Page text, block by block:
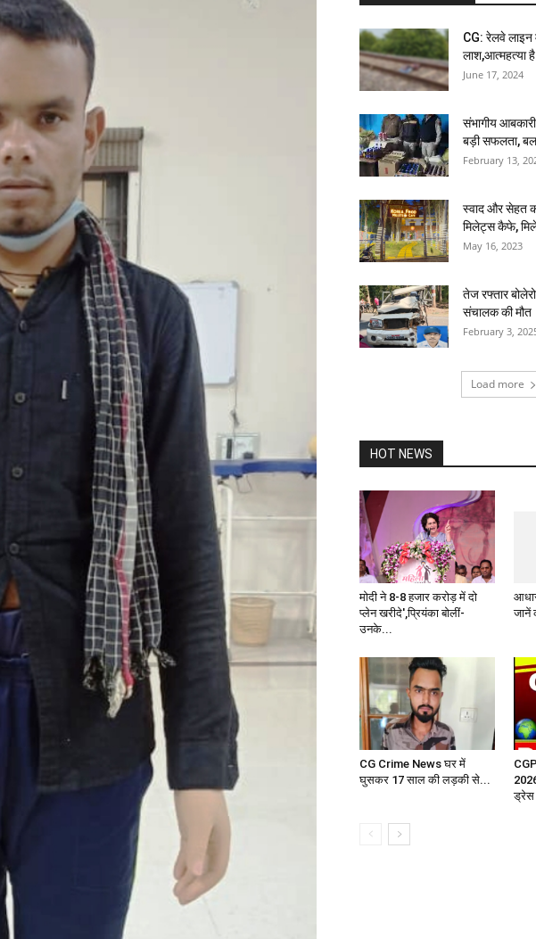
CG: रेलवे लाइन
लाश,आत्महत्या
June 17, 2024
संभागीय
बड़ी सफलता,
February 13,
स्वाद और सेहत
मिलेट्स कैफे,
May 16, 2023
तेज रफ्तार
संचालक की मौत
February 3,
Load more
HOT NEWS
मोदी ने 8-8 हजार करोड़ में दो
प्लेन खरीदे',प्रियंका बोलीं-
उनके...
जानें
CG Crime News घर में
घुसकर 17 साल की लड़की से...
ड्रेस